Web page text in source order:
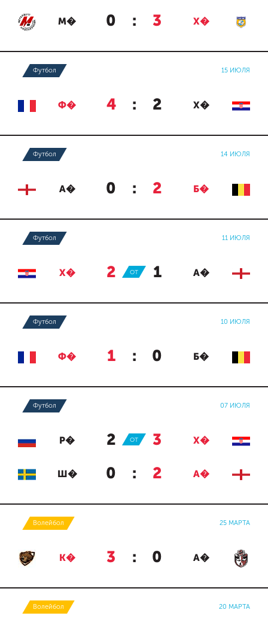
М� 0 : 3 Х�
Футбол 15 ИЮЛЯ
Ф� 4 : 2 Х�
Футбол 14 ИЮЛЯ
А� 0 : 2 Б�
Футбол 11 ИЮЛЯ
Х� 2 : 1 А�
ОТ
Футбол 10 ИЮЛЯ
Ф� 1 : 0 Б�
Футбол 07 ИЮЛЯ
Р� 2 : 3 Х�
ОТ
Ш� 0 : 2 А�
Волейбол 25 МАРТА
К� 3 : 0 А�
Волейбол 20 МАРТА